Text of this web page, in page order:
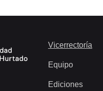
Vicerrectoría
Equipo
Ediciones